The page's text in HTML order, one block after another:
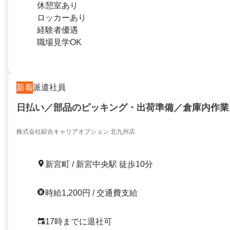
休憩室あり
ロッカーあり
経験者優遇
職場見学OK
新着派遣社員
日払い／部品のピッキング・出荷準備／倉庫内作業
株式会社綜合キャリアオプション 北九州店
新宮町 / 新宮中央駅 徒歩10分
時給1,200円 / 交通費支給
17時までに退社可